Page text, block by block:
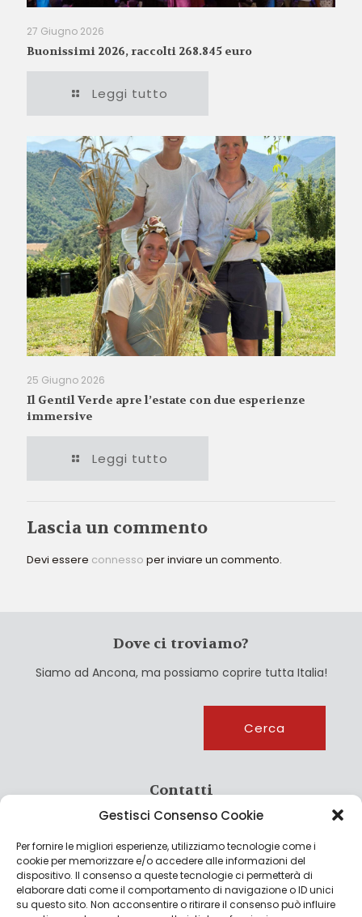
Gestisci Consenso Cookie
Per fornire le migliori esperienze, utilizziamo tecnologie come i
cookie per memorizzare e/o accedere alle informazioni del
dispositivo. Il consenso a queste tecnologie ci permetterà di
elaborare dati come il comportamento di navigazione o ID unici
su questo sito. Non acconsentire o ritirare il consenso può influire
27 Giugno 2026
Buonissimi 2026, raccolti 268.845 euro
Leggi tutto
25 Giugno 2026
Il Gentil Verde apre l’estate con due esperienze
immersive
Leggi tutto
Lascia un commento
Devi essere connesso per inviare un commento.
Dove ci troviamo?
Siamo ad Ancona, ma possiamo coprire tutta Italia!
Cerca
Contatti
info@culturagroalimentare.com
Note legali